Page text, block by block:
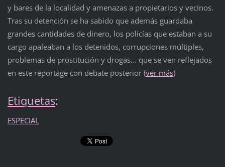
y bares de la localidad y amenazas a propietarios y vecinos.
Tras su detención se ha sabido que además guardaba
grandes cantidades de dinero, los policías que estaban a su
cargo apaleaban a los detenidos, corrupciones múltiples,
problemas de prostitución y drogas... que se ven reflejados
en este reportage con debate posterior (ver más)
Etiquetas:
ESPECIAL